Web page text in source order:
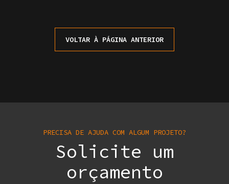
VOLTAR À PÁGINA ANTERIOR
PRECISA DE AJUDA COM ALGUM PROJETO?
Solicite um
orçamento